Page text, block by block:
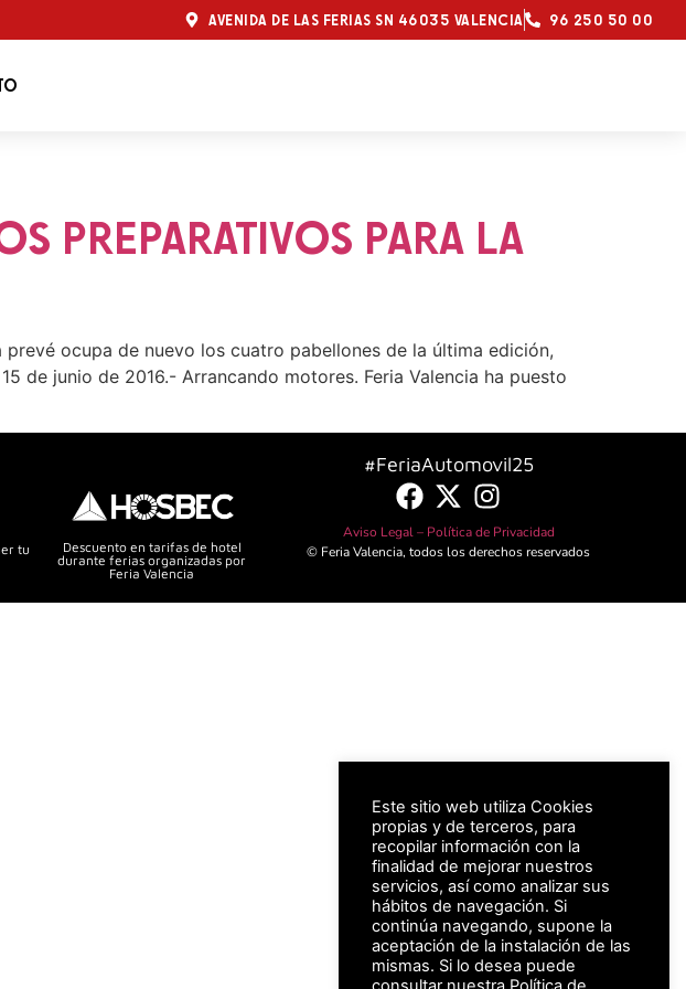
AVENIDA DE LAS FERIAS SN 46035 VALENCIA 96 250 50 00
PREPARATIVOS PARA LA
ocupa de nuevo los cuatro pabellones de la última edición,
de junio de 2016.- Arrancando motores. Feria Valencia ha puesto
tu
Descuento en tarifas de hotel
durante ferias organizadas por
Feria Valencia
#FeriaAutomovil25
Aviso Legal – Política de Privacidad
© Feria Valencia, todos los derechos reservados
Este sitio web utiliza Cookies
propias y de terceros, para
recopilar información con la
finalidad de mejorar nuestros
servicios, así como analizar sus
hábitos de navegación. Si
continúa navegando, supone la
aceptación de la instalación de las
mismas. Si lo desea puede